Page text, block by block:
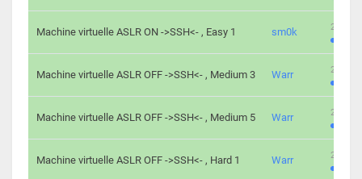
Machine virtuelle ASLR ON ->SSH<- , Easy 1 sm0k 219
Machine virtuelle ASLR OFF ->SSH<- , Medium 3 Warr 280
Machine virtuelle ASLR OFF ->SSH<- , Medium 5 Warr 265
Machine virtuelle ASLR OFF ->SSH<- , Hard 1 Warr 224